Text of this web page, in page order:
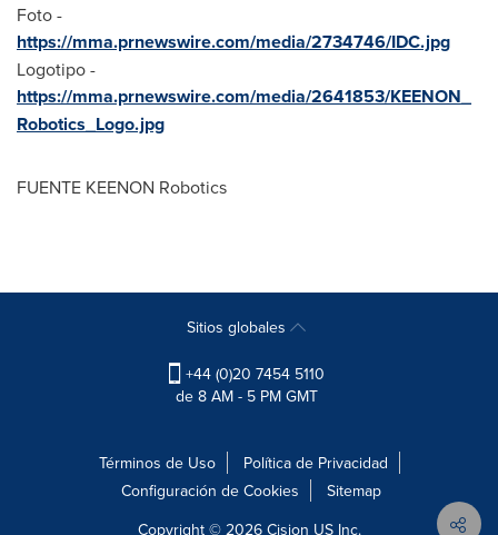
Foto -
https://mma.prnewswire.com/media/2734746/IDC.jpg
Logotipo -
https://mma.prnewswire.com/media/2641853/KEENON_
Robotics_Logo.jpg
FUENTE KEENON Robotics
Sitios globales
+44 (0)20 7454 5110
de 8 AM - 5 PM GMT
Términos de Uso
Política de Privacidad
Configuración de Cookies
Sitemap
Copyright © 2026 Cision US Inc.